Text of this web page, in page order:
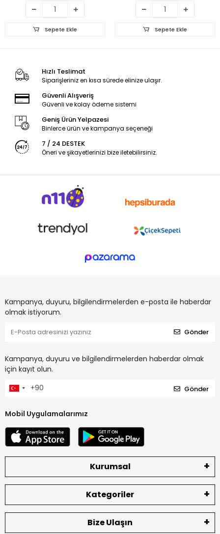
Sepete Ekle Sepete Ekle
Hızlı Teslimat
Siparişleriniz en kısa sürede elinize ulaşır.
Güvenli Alışveriş
Güvenli ve kolay ödeme sistemi
Geniş Ürün Yelpazesi
Binlerce ürün ve kampanya seçeneği
7 / 24 DESTEK
Öneri ve şikayetlerinizi bize iletebilirsiniz.
Kampanya, duyuru, bilgilendirmelerden e-posta ile haberdar
olmak istiyorum.
Gönder
Kampanya, duyuru ve bilgilendirmelerden haberdar olmak
için kayıt olun.
Gönder
Mobil Uygulamalarımız
Kurumsal
Kategoriler
Bize Ulaşın